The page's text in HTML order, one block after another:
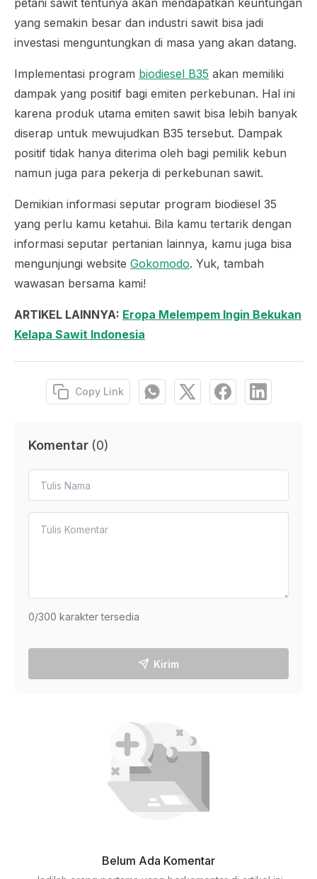
petani sawit tentunya akan mendapatkan keuntungan
yang semakin besar dan industri sawit bisa jadi
investasi menguntungkan di masa yang akan datang.
Implementasi program biodiesel B35 akan memiliki
dampak yang positif bagi emiten perkebunan. Hal ini
karena produk utama emiten sawit bisa lebih banyak
diserap untuk mewujudkan B35 tersebut. Dampak
positif tidak hanya diterima oleh bagi pemilik kebun
namun juga para pekerja di perkebunan sawit.
Demikian informasi seputar program biodiesel 35
yang perlu kamu ketahui. Bila kamu tertarik dengan
informasi seputar pertanian lainnya, kamu juga bisa
mengunjungi website Gokomodo. Yuk, tambah
wawasan bersama kami!
ARTIKEL LAINNYA: Eropa Melempem Ingin Bekukan
Kelapa Sawit Indonesia
Copy Link
Komentar (0)
0/300 karakter tersedia
Kirim
Belum Ada Komentar